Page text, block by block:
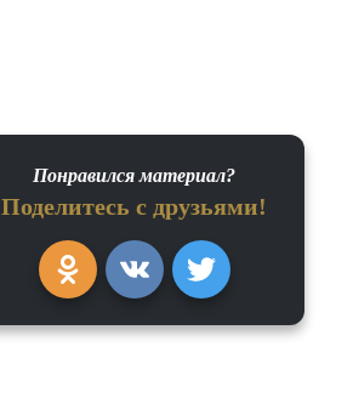
Понравился материал?
Поделитесь с друзьями!